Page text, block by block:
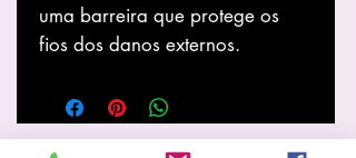
uma barreira que protege os
fios dos danos externos.